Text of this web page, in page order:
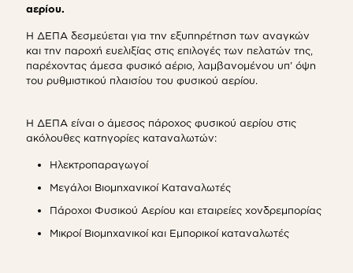
αερίου.
Η ΔΕΠΑ δεσμεύεται για την εξυπηρέτηση των αναγκών
και την παροχή ευελιξίας στις επιλογές των πελατών της,
παρέχοντας άμεσα φυσικό αέριο, λαμβανομένου υπ’ όψη
του ρυθμιστικού πλαισίου του φυσικού αερίου.
Η ΔΕΠΑ είναι ο άμεσος πάροχος φυσικού αερίου στις
ακόλουθες κατηγορίες καταναλωτών:
Ηλεκτροπαραγωγοί
Μεγάλοι Βιομηχανικοί Καταναλωτές
Πάροχοι Φυσικού Αερίου και εταιρείες χονδρεμπορίας
Μικροί Βιομηχανικοί και Εμπορικοί καταναλωτές